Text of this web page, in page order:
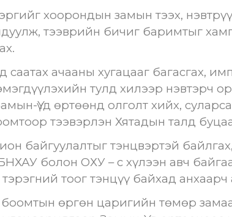
хоорондын замын тээх,
тээврийн бичиг баримтыг
ачааны хугацааг багасгах,
тулд хилээр нэвтэрч
Үүд өртөөнд олголт хийх,
тээвэрлэн Хятадын талд
байгуулалтыг тэнцвэртэй
БНХАУ болон ОХУ – с хүлээн авч
тоог тэнцүү байхад
боомтын өргөн царигийн төмөр